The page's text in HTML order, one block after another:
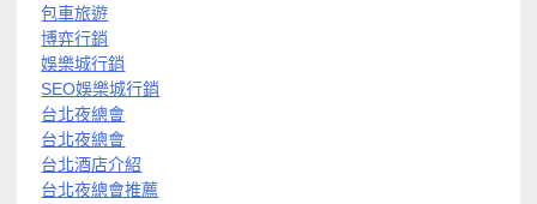
包車旅遊
博弈行銷
娛樂城行銷
SEO娛樂城行銷
台北夜總會
台北夜總會
台北酒店介紹
台北夜總會推薦